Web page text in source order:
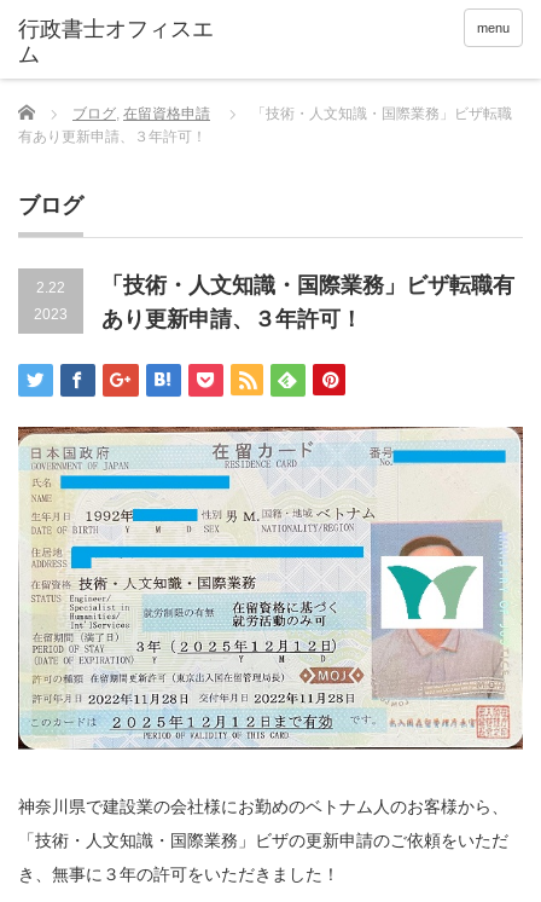
menu
Home ブログ, 在留資格申請
「技術・人文知識・国際業務」ビザ転職
有あり更新申請、３年許可！
ブログ
2.22
2023
「技術・人文知識・国際業務」ビザ転職有
あり更新申請、３年許可！
神奈川県で建設業の会社様にお勤めのベトナム人のお客様から、
「技術・人文知識・国際業務」ビザの更新申請のご依頼をいただ
き、無事に３年の許可をいただきました！